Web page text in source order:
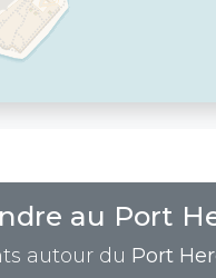
au Port
autour du Port